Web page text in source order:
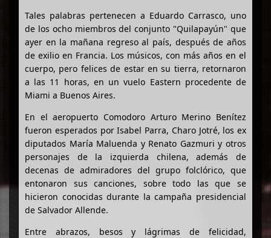
Tales palabras pertenecen a Eduardo Carrasco, uno
de los ocho miembros del conjunto "Quilapayún" que
ayer en la mañana regreso al país, después de años
de exilio en Francia. Los músicos, con más años en el
cuerpo, pero felices de estar en su tierra, retornaron
a las 11 horas, en un vuelo Eastern procedente de
Miami a Buenos Aires.
En el aeropuerto Comodoro Arturo Merino Benítez
fueron esperados por Isabel Parra, Charo Jotré, los ex
diputados María Maluenda y Renato Gazmuri y otros
personajes de la izquierda chilena, además de
decenas de admiradores del grupo folclórico, que
entonaron sus canciones, sobre todo las que se
hicieron conocidas durante la campaña presidencial
de Salvador Allende.
Entre abrazos, besos y lágrimas de felicidad,